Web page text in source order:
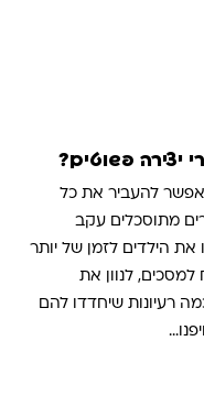
יצירה פשוטים?
אפשר להעביר את כל
מתוסכלים עקב
את הילדים לזמן של יותר
לנוון את
רעיונות שיחדדו להם